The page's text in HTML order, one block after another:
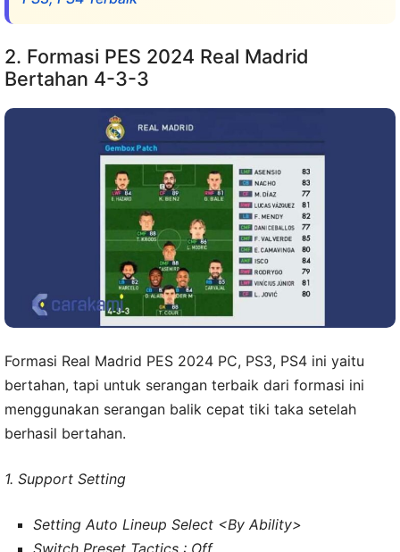
2. Formasi PES 2024 Real Madrid
Bertahan 4-3-3
Formasi Real Madrid PES 2024 PC, PS3, PS4 ini yaitu
bertahan, tapi untuk serangan terbaik dari formasi ini
menggunakan serangan balik cepat tiki taka setelah
berhasil bertahan.
1. Support Setting
Setting Auto Lineup Select <By Ability>